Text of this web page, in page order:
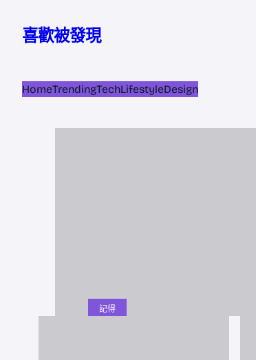
喜歡被發現
HomeTrendingTechLifestyleDesign
記得